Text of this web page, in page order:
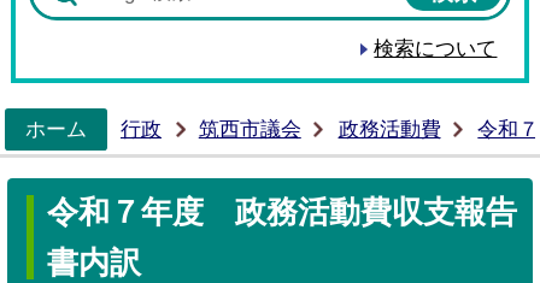
検索について
ホーム
行政 筑西市議会 政務活動費 令和
令和７年度 政務活動費収支報告
書内訳